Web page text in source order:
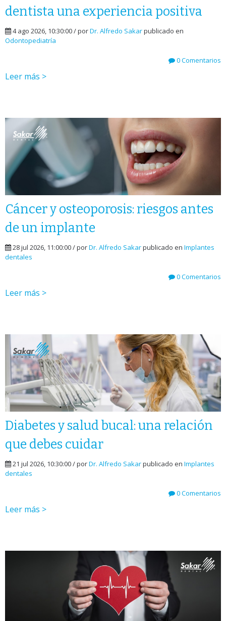
dentista una experiencia positiva
4 ago 2026, 10:30:00 / porDr. Alfredo Sakarpublicado en
Odontopediatría
0 Comentarios
Leer más >
Cáncer y osteoporosis: riesgos antes
de un implante
28 jul 2026, 11:00:00 / porDr. Alfredo Sakarpublicado en Implantes
dentales
0 Comentarios
Leer más >
Diabetes y salud bucal: una relación
que debes cuidar
21 jul 2026, 10:30:00 / porDr. Alfredo Sakarpublicado en Implantes
dentales
0 Comentarios
Leer más >